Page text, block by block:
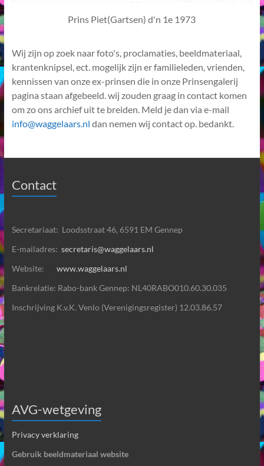
Prins Piet(Gartsen) d'n 1e 1973
Wij zijn op zoek naar foto's, proclamaties, beeldmateriaal,
krantenknipsel, ect. mogelijk zijn er familieleden, vrienden,
kennissen van onze ex-prinsen die in onze Prinsengalerij
pagina staan afgebeeld. wij zouden graag in contact komen
om zo ons archief uit te breiden. Meld je dan via e-mail
info@waggelaars.nl dan nemen wij contact op. bedankt.
Contact
Secretariaat: Loodsstraat 46, 6591 EM Gennep
E-mailadres: secretaris@waggelaars.nl
Website: www.waggelaars.nl
Bankrelatie: Rabo-bank Gennep: NL40RABO010.60.30.035
Inschrijving K.v.K. Venlo (Verenigingsregister) 12.03.86.57
AVG-wetgeving
Privacy verklaring
Gebruik beeldmateriaal website